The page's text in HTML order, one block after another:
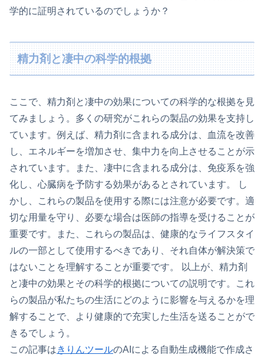
学的に証明されているのでしょうか？
精力剤と凄中の科学的根拠
ここで、精力剤と凄中の効果についての科学的な根拠を見
てみましょう。多くの研究がこれらの製品の効果を支持し
ています。例えば、精力剤に含まれる成分は、血流を改善
し、エネルギーを増加させ、集中力を向上させることが示
されています。また、凄中に含まれる成分は、免疫系を強
化し、心臓病を予防する効果があるとされています。 し
かし、これらの製品を使用する際には注意が必要です。適
切な用量を守り、必要な場合は医師の指導を受けることが
重要です。また、これらの製品は、健康的なライフスタイ
ルの一部として使用するべきであり、それ自体が解決策で
はないことを理解することが重要です。 以上が、精力剤
と凄中の効果とその科学的根拠についての説明です。これ
らの製品が私たちの生活にどのように影響を与えるかを理
解することで、より健康的で充実した生活を送ることがで
きるでしょう。
この記事はきりんツールのAIによる自動生成機能で作成さ